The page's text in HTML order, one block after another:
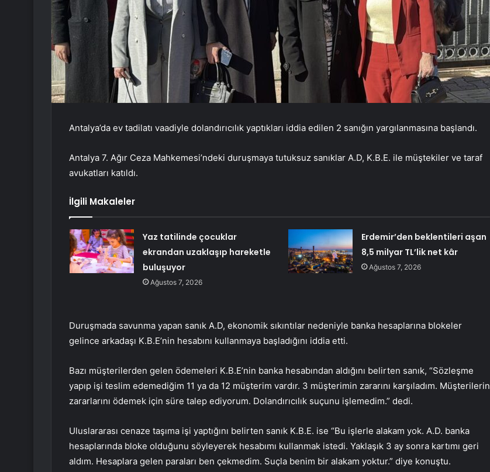
Antalya’da ev tadilatı vaadiyle dolandırıcılık yaptıkları iddia edilen 2 sanığın yargılanmasına başlandı.
Antalya 7. Ağır Ceza Mahkemesi’ndeki duruşmaya tutuksuz sanıklar A.D, K.B.E. ile müştekiler ve taraf
avukatları katıldı.
İlgili Makaleler
Yaz tatilinde çocuklar
ekrandan uzaklaşıp hareketle
buluşuyor
Ağustos 7, 2026
Erdemir’den beklentileri aşan
8,5 milyar TL’lik net kâr
Ağustos 7, 2026
Duruşmada savunma yapan sanık A.D, ekonomik sıkıntılar nedeniyle banka hesaplarına blokeler
gelince arkadaşı K.B.E’nin hesabını kullanmaya başladığını iddia etti.
Bazı müşterilerden gelen ödemeleri K.B.E’nin banka hesabından aldığını belirten sanık, “Sözleşme
yapıp işi teslim edemediğim 11 ya da 12 müşterim vardır. 3 müşterimin zararını karşıladım. Müşterilerin
zararlarını ödemek için süre talep ediyorum. Dolandırıcılık suçunu işlemedim.” dedi.
Uluslararası cenaze taşıma işi yaptığını belirten sanık K.B.E. ise “Bu işlerle alakam yok. A.D. banka
hesaplarında bloke olduğunu söyleyerek hesabımı kullanmak istedi. Yaklaşık 3 ay sonra kartımı geri
aldım. Hesaplara gelen paraları ben çekmedim. Suçla benim bir alakam yoktur.” diye konuştu.